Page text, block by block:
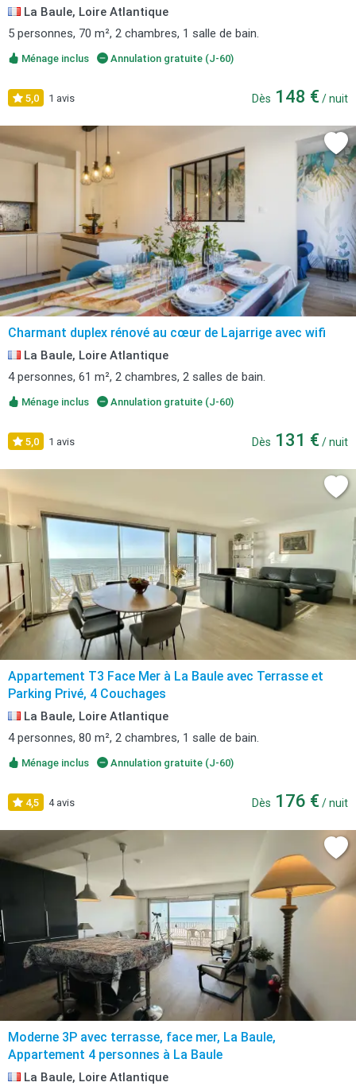
La Baule, Loire Atlantique
5 personnes, 70 m², 2 chambres, 1 salle de bain.
Ménage inclus Annulation gratuite (J-60)
5,0 1 avis Dès 148 € / nuit
Charmant duplex rénové au cœur de Lajarrige avec wifi
La Baule, Loire Atlantique
4 personnes, 61 m², 2 chambres, 2 salles de bain.
Ménage inclus Annulation gratuite (J-60)
5,0 1 avis Dès 131 € / nuit
Appartement T3 Face Mer à La Baule avec Terrasse et
Parking Privé, 4 Couchages
La Baule, Loire Atlantique
4 personnes, 80 m², 2 chambres, 1 salle de bain.
Ménage inclus Annulation gratuite (J-60)
4,5 4 avis Dès 176 € / nuit
Moderne 3P avec terrasse, face mer, La Baule,
Appartement 4 personnes à La Baule
La Baule, Loire Atlantique